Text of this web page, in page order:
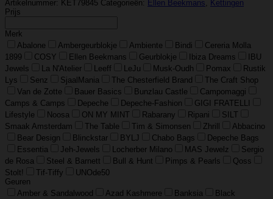
Artikelnummer: KET79845 Categorieën: Ellen Beekmans, Kettingen
Prijs
Merk
Abalone
Ambergeurblokje Ambiente Bindi
Cereria Molla
1899
COSY Ellen Beekmans Geurblokje Ibiza Dreams
IBU
Jewels
La N'Atelier Leeff LeJu Musk-Oudh Pomax
Rustik
Lys
Senz SjaalMania The Chesterfield Brand
The Craft Shop
Van de Zotte
Bauer Basics Bunzlau Castle
Campomaggi
Camps & Camps
Depeche Depeche-Fashion
GIGI FRATELLI
Lifestyle
Noosa ON MY MINT Rabarany Ripani
SILT
Smaak Amsterdam
The Table Tim & Simonsen Zhrill
Abbacino
Bear Design
Blinckstar BYLJ Chabo Bags
Depeche Bags
Essentia
Jeh-Jewels Locherber Milano MAS Jewelz
Sergio
de Rosa
Steel & Barnett Bull & Hunt Pimps & Pearls
Qoss
Stolt!
Tif-Tiffy
UNOde50
Geuren
Amber & Sandalwood
Azad Kashmere Banksia
Black